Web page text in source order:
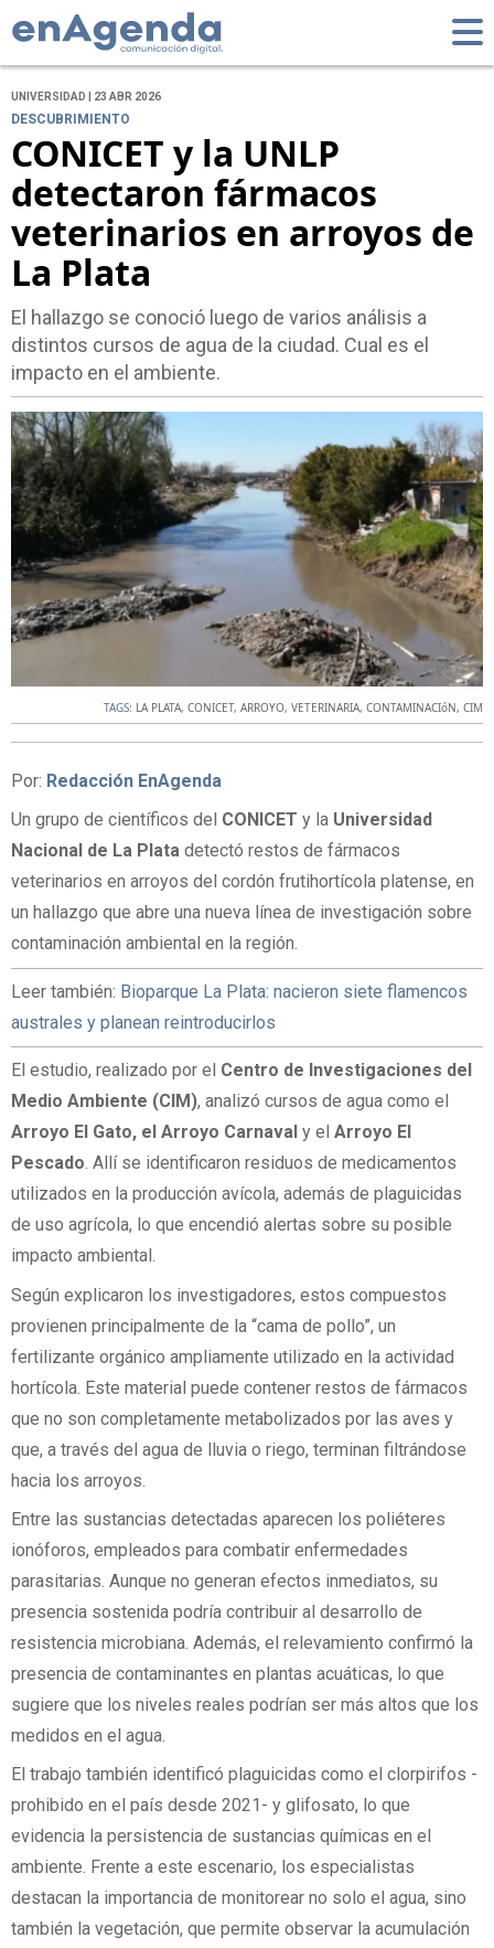
UNIVERSIDAD | 23 ABR 2026
DESCUBRIMIENTO
CONICET y la UNLP
detectaron fármacos
veterinarios en arroyos de
La Plata
El hallazgo se conoció luego de varios análisis a
distintos cursos de agua de la ciudad. Cual es el
impacto en el ambiente.
TAGS: LA PLATA, CONICET, ARROYO, VETERINARIA, CONTAMINACIóN, CIM
Por: Redacción EnAgenda
Un grupo de científicos del CONICET y la Universidad
Nacional de La Plata detectó restos de fármacos
veterinarios en arroyos del cordón frutihortícola platense, en
un hallazgo que abre una nueva línea de investigación sobre
contaminación ambiental en la región.
Leer también: Bioparque La Plata: nacieron siete flamencos
australes y planean reintroducirlos
El estudio, realizado por el Centro de Investigaciones del
Medio Ambiente (CIM), analizó cursos de agua como el
Arroyo El Gato, el Arroyo Carnaval y el Arroyo El
Pescado. Allí se identificaron residuos de medicamentos
utilizados en la producción avícola, además de plaguicidas
de uso agrícola, lo que encendió alertas sobre su posible
impacto ambiental.
Según explicaron los investigadores, estos compuestos
provienen principalmente de la “cama de pollo”, un
fertilizante orgánico ampliamente utilizado en la actividad
hortícola. Este material puede contener restos de fármacos
que no son completamente metabolizados por las aves y
que, a través del agua de lluvia o riego, terminan filtrándose
hacia los arroyos.
Entre las sustancias detectadas aparecen los poliéteres
ionóforos, empleados para combatir enfermedades
parasitarias. Aunque no generan efectos inmediatos, su
presencia sostenida podría contribuir al desarrollo de
resistencia microbiana. Además, el relevamiento confirmó la
presencia de contaminantes en plantas acuáticas, lo que
sugiere que los niveles reales podrían ser más altos que los
medidos en el agua.
El trabajo también identificó plaguicidas como el clorpirifos -
prohibido en el país desde 2021- y glifosato, lo que
evidencia la persistencia de sustancias químicas en el
ambiente. Frente a este escenario, los especialistas
destacan la importancia de monitorear no solo el agua, sino
también la vegetación, que permite observar la acumulación